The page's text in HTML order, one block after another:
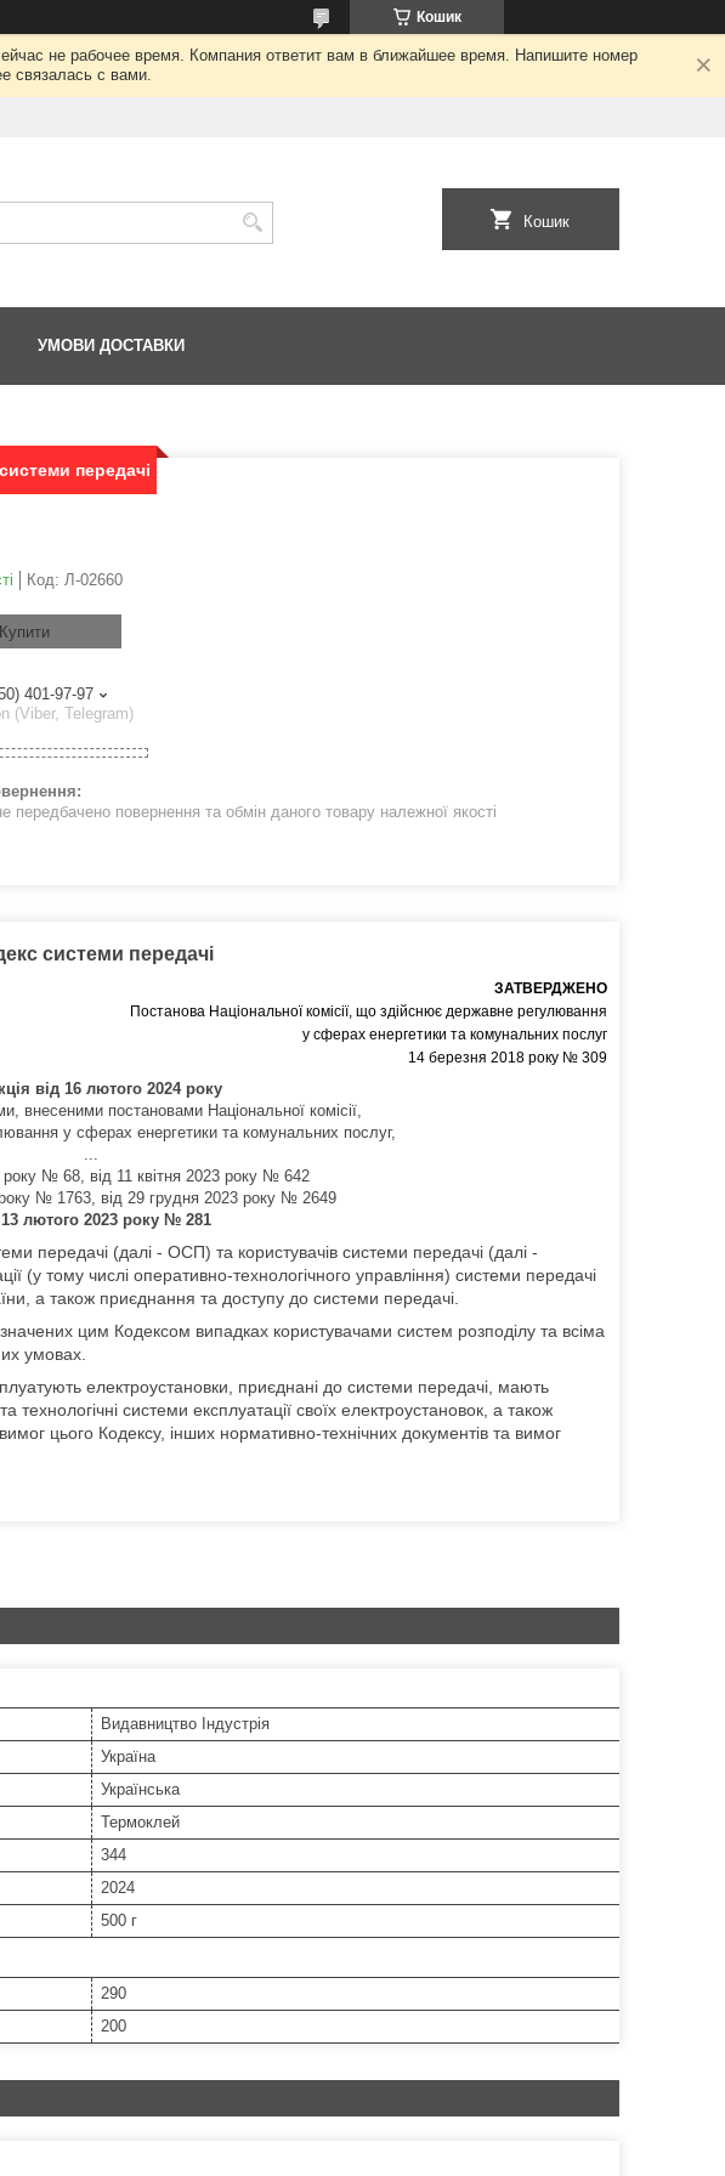
Кошик
не рабочее время. Компания ответит вам в ближайшее время. Напишите номер
связалась с вами.
Кошик
УМОВИ ДОСТАВКИ
передачі
Код: Л-02660
Купити
401-97-97
(Viber, Telegram)
передбачено повернення та обмін даного товару належної якості
системи передачі
ЗАТВЕРДЖЕНО
Постанова Національної комісії, що здійснює державне регулювання
у сферах енергетики та комунальних послуг
14 березня 2018 року № 309
від 16 лютого 2024 року
внесеними постановами Національної комісії,
у сферах енергетики та комунальних послуг,
...
року № 68, від 11 квітня 2023 року № 642
№ 1763, від 29 грудня 2023 року № 2649
13 лютого 2023 року № 281
передачі (далі - ОСП) та користувачів системи передачі (далі -
(у тому числі оперативно-технологічного управління) системи передачі
а також приєднання та доступу до системи передачі.
цим Кодексом випадках користувачами систем розподілу та всіма
умовах.
електроустановки, приєднані до системи передачі, мають
технологічні системи експлуатації своїх електроустановок, а також
цього Кодексу, інших нормативно-технічних документів та вимог
Видавництво Індустрія
Україна
Українська
Термоклей
344
2024
500 г
290
200